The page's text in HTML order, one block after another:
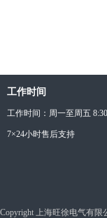
工作时间
工作时间：周一至周五
7×24小时售后支持
Copyright 上海旺徐电气有限